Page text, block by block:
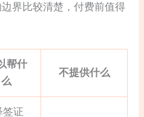
界比较清楚，付费前值得
帮什
么
不提供什么
签证